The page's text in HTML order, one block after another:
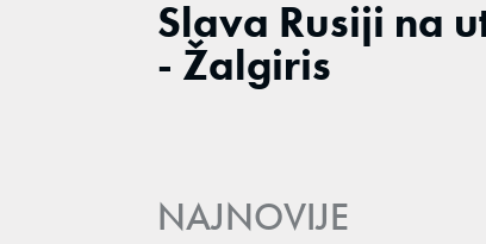
Slava Rusiji na
- Žalgiris
NAJNOVIJE